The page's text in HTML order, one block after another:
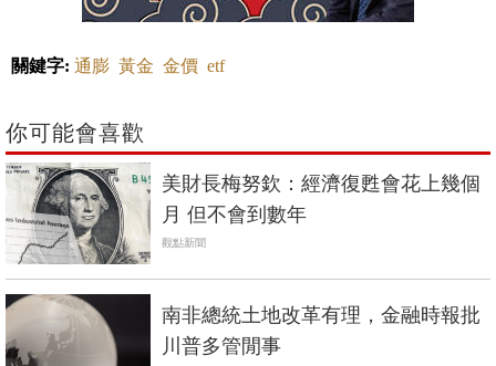
關鍵字: 通膨 黃金 金價 etf
你可能會喜歡
美財長梅努欽：經濟復甦會花上幾個
月 但不會到數年
觀點新聞
南非總統土地改革有理，金融時報批
川普多管閒事